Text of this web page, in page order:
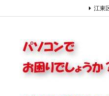
江東